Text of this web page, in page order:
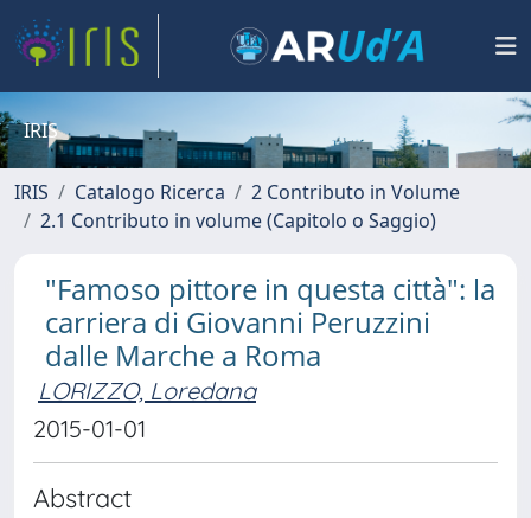
IRIS
IRIS Catalogo Ricerca
2 Contributo in Volume
2.1 Contributo in volume (Capitolo o Saggio)
"Famoso pittore in questa città": la
carriera di Giovanni Peruzzini
dalle Marche a Roma
LORIZZO, Loredana
2015-01-01
Abstract